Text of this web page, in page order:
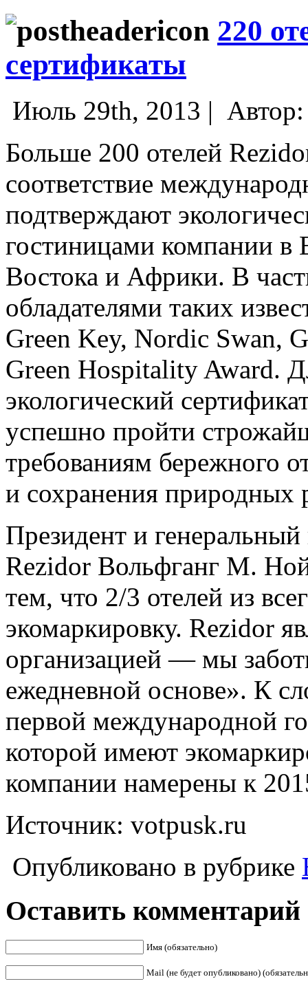
220
сертификаты
Июль 29th, 2013 |
Больше 200 отелей
соответствие
подтверждают
гостиницами компании в
Востока и Африки. В
обладателями таких
Green Key, Nordic Swan,
Green Hospitality Award.
экологический
успешно пройти
требованиям бережного
и сохранения природных
Президент и
Rezidor Вольфганг М.
тем, что 2/3 отелей из
экомаркировку. Rezidor
организацией — мы
ежедневной основе». К
первой международной
которой имеют
компании намерены к
Источник: votpusk.ru
Опубликовано в рубрике
Оставить комментарий
Имя (обязательно)
Mail (не будет опубликовано)